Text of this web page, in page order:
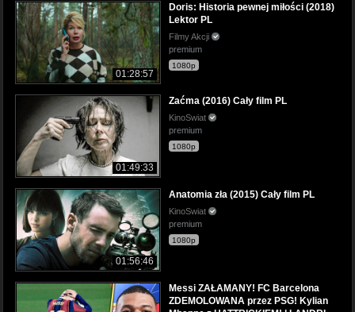
01:28:57
Doris: Historia pewnej miłości (2018)
Lektor PL
Filmy Akcji
premium
1080p
01:49:33
Zaćma (2016) Cały film PL
KinoSwiat
premium
1080p
01:56:46
Anatomia zła (2015) Cały film PL
KinoSwiat
premium
1080p
Messi ZAŁAMANY! FC Barcelona
ZDEMOLOWANA przez PSG! Kylian